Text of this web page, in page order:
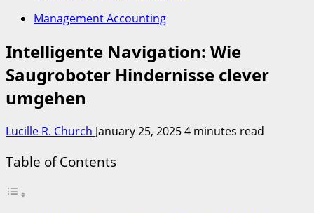
Management Accounting
Intelligente Navigation: Wie
Saugroboter Hindernisse clever
umgehen
Lucille R. Church January 25, 20254 minutes read
Table of Contents